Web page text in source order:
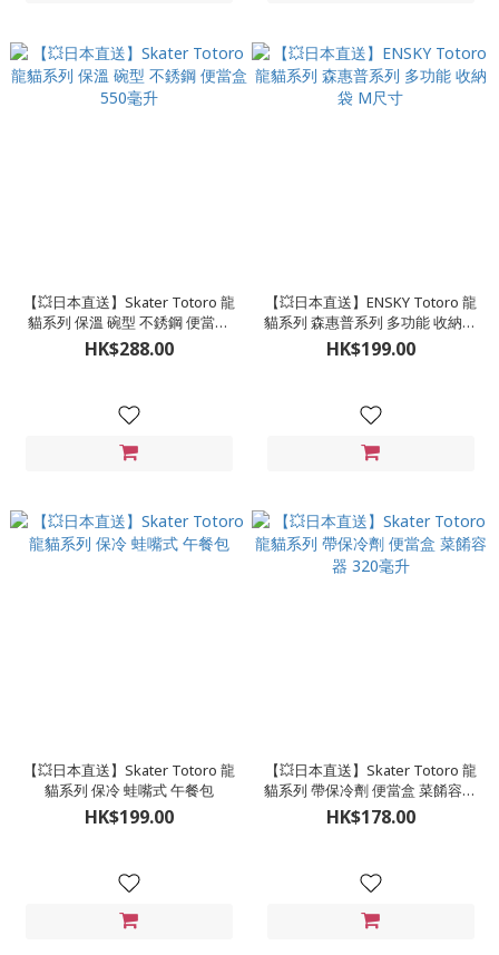
【💥日本直送】Skater Totoro 龍
貓系列 保溫 碗型 不銹鋼 便當盒
550毫升
HK$288.00
【💥日本直送】ENSKY Totoro 龍
貓系列 森惠普系列 多功能 收納袋
M尺寸
HK$199.00
【💥日本直送】Skater Totoro 龍
貓系列 保冷 蛙嘴式 午餐包
HK$199.00
【💥日本直送】Skater Totoro 龍
貓系列 帶保冷劑 便當盒 菜餚容器
320毫升
HK$178.00